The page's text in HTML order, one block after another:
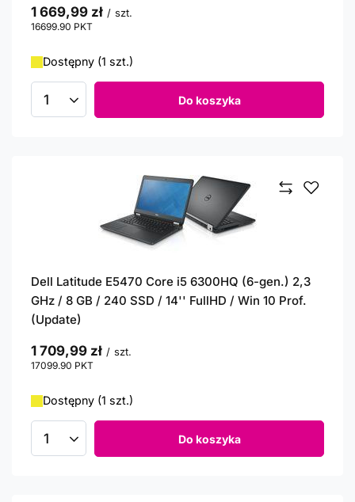
1 669,99 zł / szt.
16699.90 PKT
Dostępny (1 szt.)
Ilość produktów Do koszyka
Dell Latitude E5470 Core i5 6300HQ (6-gen.) 2,3
GHz / 8 GB / 240 SSD / 14'' FullHD / Win 10 Prof.
(Update)
1 709,99 zł / szt.
17099.90 PKT
Dostępny (1 szt.)
Ilość produktów Do koszyka